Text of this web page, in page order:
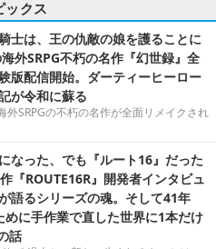
ックス
士は、王の仇敵の娘を護ることに
外SRPG不朽の名作『幻世録』全
版配信開始。ダーティーヒーロー
が令和に蘇る
外SRPGの不朽の名作が全面リメイクされ
なった、でも『ルート16』だった
『ROUTE16R』開発者インタビュ
語るシリーズの魂。そして41年
めに手作業で直した世界に1本だけ
話